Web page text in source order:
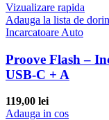
Vizualizare rapida
Adauga la lista de
Incarcatoare Auto
Proove Flash –
USB-C + A
119,00 lei
Adauga in cos